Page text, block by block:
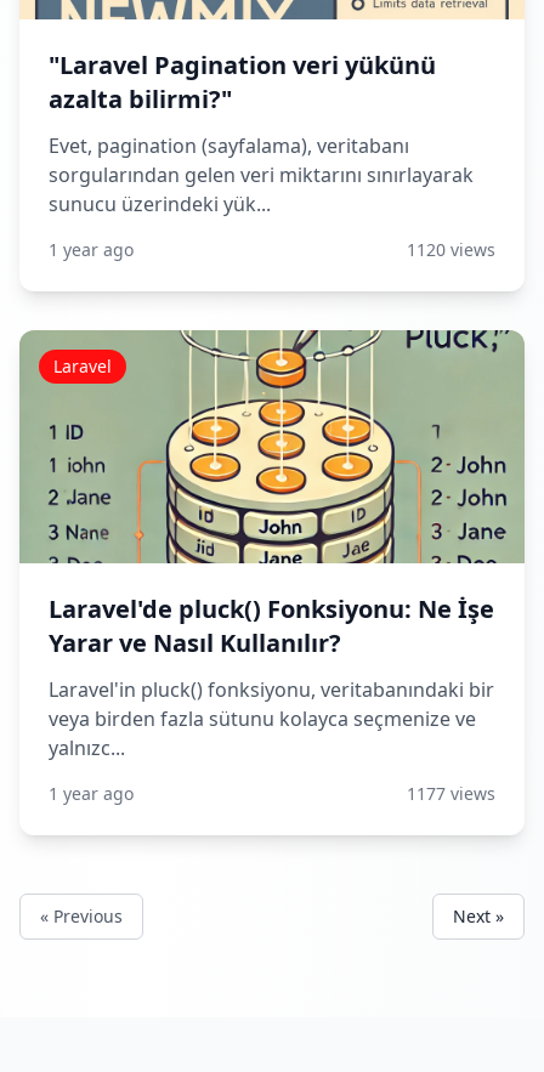
"Laravel Pagination veri yükünü
azalta bilirmi?"
Evet, pagination (sayfalama), veritabanı
sorgularından gelen veri miktarını sınırlayarak
sunucu üzerindeki yük...
1 year ago 1120 views
Laravel
Laravel'de pluck() Fonksiyonu: Ne İşe
Yarar ve Nasıl Kullanılır?
Laravel'in pluck() fonksiyonu, veritabanındaki bir
veya birden fazla sütunu kolayca seçmenize ve
yalnızc...
1 year ago 1177 views
« Previous Next »